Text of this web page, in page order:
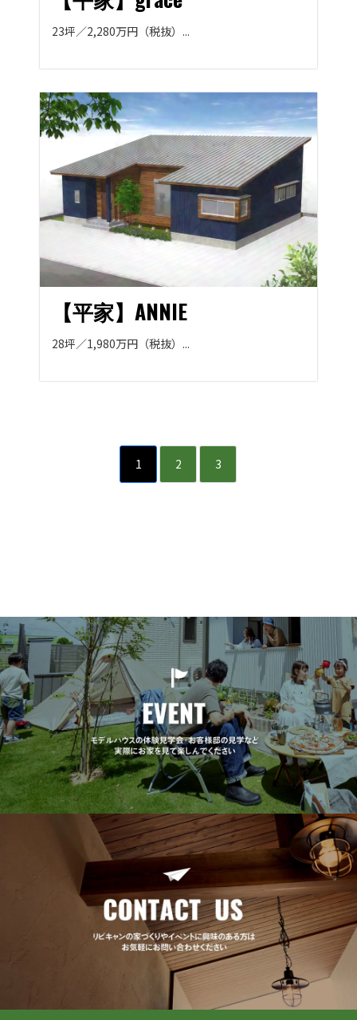
23坪／2,280万円（税抜）...
【平家】ANNIE
28坪／1,980万円（税抜）...
1 2 3